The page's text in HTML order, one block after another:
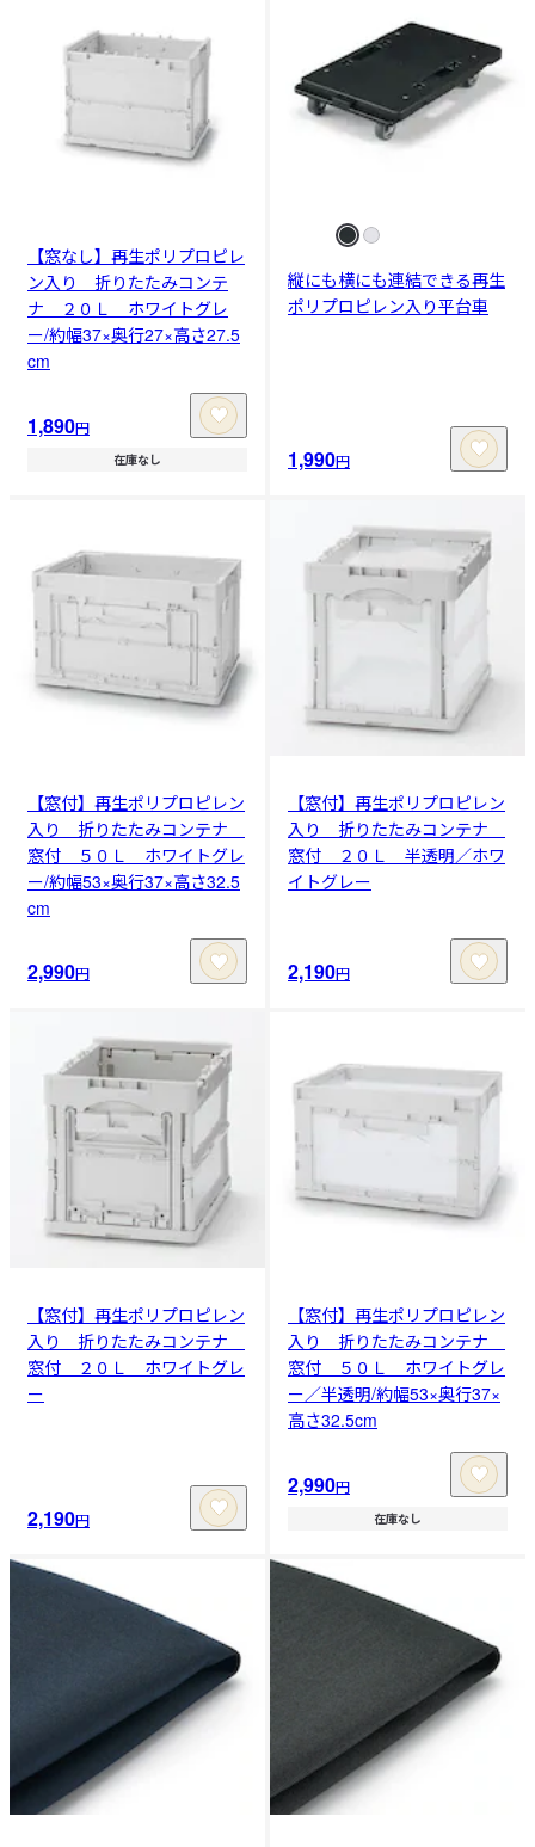
【窓なし】再生ポリプロピレ
ン入り 折りたたみコンテ
ナ ２０Ｌ ホワイトグレ
ー/約幅37×奥行27×高さ27.5
cm
1,890円
在庫なし
縦にも横にも連結できる再生
ポリプロピレン入り平台車
1,990円
【窓付】再生ポリプロピレン
入り 折りたたみコンテナ
窓付 ５０Ｌ ホワイトグレ
ー/約幅53×奥行37×高さ32.5
cm
2,990円
【窓付】再生ポリプロピレン
入り 折りたたみコンテナ
窓付 ２０Ｌ 半透明／ホワ
イトグレー
2,190円
【窓付】再生ポリプロピレン
入り 折りたたみコンテナ
窓付 ２０Ｌ ホワイトグレ
ー
2,190円
【窓付】再生ポリプロピレン
入り 折りたたみコンテナ
窓付 ５０Ｌ ホワイトグレ
ー／半透明/約幅53×奥行37×
高さ32.5cm
2,990円
在庫なし